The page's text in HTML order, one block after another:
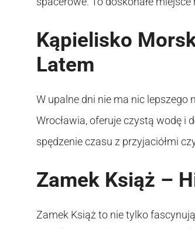
Kąpielisko
Latem
W upalne dni nie ma nic lepszego
Wrocławia, oferuje czystą wodę i
spędzenie czasu z przyjaciółmi
Zamek Książ –
Zamek Książ to nie tylko